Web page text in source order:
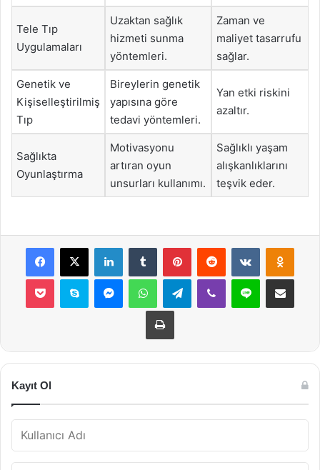
Tele Tıp
Uygulamaları
Uzaktan sağlık
hizmeti sunma
yöntemleri.
Zaman ve
maliyet tasarrufu
sağlar.
Genetik ve
Kişiselleştirilmiş
Tıp
Bireylerin genetik
yapısına göre
tedavi yöntemleri.
Yan etki riskini
azaltır.
Sağlıkta
Oyunlaştırma
Motivasyonu
artıran oyun
unsurları kullanımı.
Sağlıklı yaşam
alışkanlıklarını
teşvik eder.
Facebook
X LinkedInTumblr PinterestReddit VKontakte
Pocket Skype MessengerWhatsAppTelegramViber Line E-Posta ile
Yazdır
Kayıt Ol